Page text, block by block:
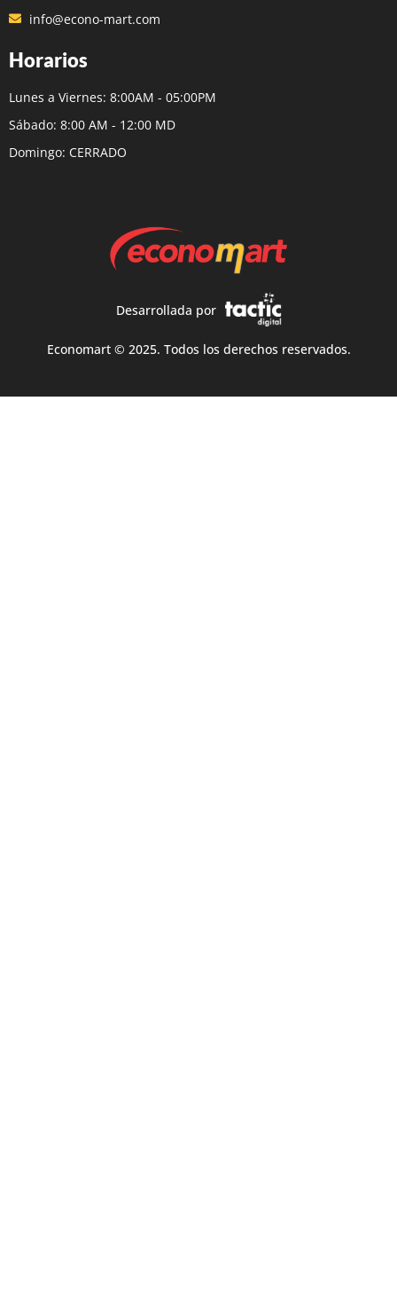
info@econo-mart.com
Horarios
Lunes a Viernes: 8:00AM - 05:00PM
Sábado: 8:00 AM - 12:00 MD
Domingo: CERRADO
Desarrollada por
Economart © 2025. Todos los derechos reservados.